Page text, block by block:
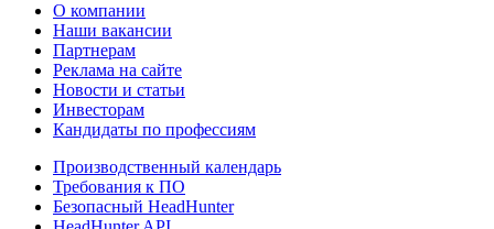
О компании
Наши вакансии
Партнерам
Реклама на сайте
Новости и статьи
Инвесторам
Кандидаты по профессиям
Производственный календарь
Требования к ПО
Безопасный HeadHunter